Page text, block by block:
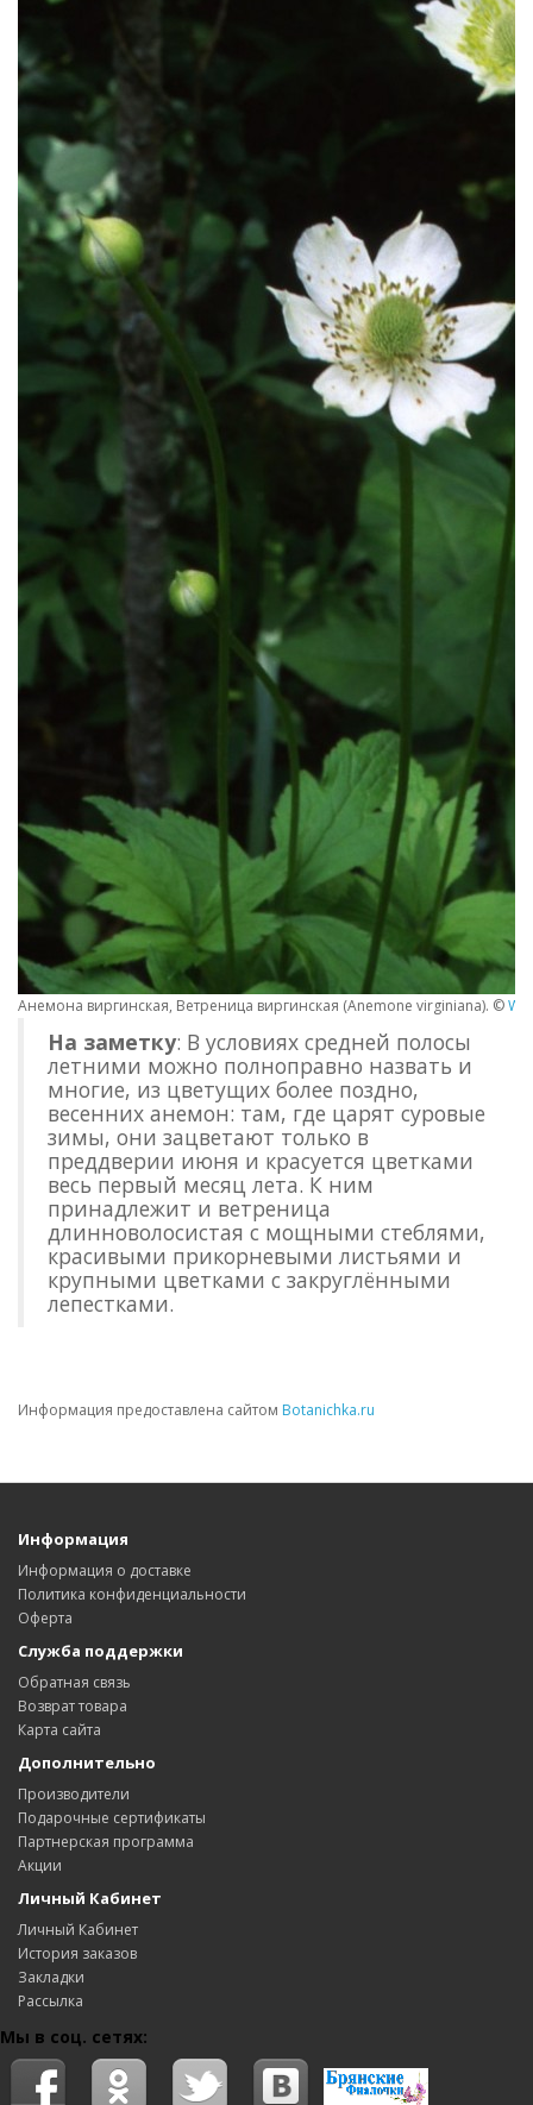
Анемона виргинская, Ветреница виргинская (Anemone virginiana). ©
На заметку: В условиях средней полосы
летними можно полноправно назвать и
многие, из цветущих более поздно,
весенних анемон: там, где царят суровые
зимы, они зацветают только в
преддверии июня и красуется цветками
весь первый месяц лета. К ним
принадлежит и ветреница
длинноволосистая с мощными стеблями,
красивыми прикорневыми листьями и
крупными цветками с закруглёнными
лепестками.
Информация предоставлена сайтом Botanichka.ru
Информация
Информация о доставке
Политика конфиденциальности
Оферта
Служба поддержки
Обратная связь
Возврат товара
Карта сайта
Дополнительно
Производители
Подарочные сертификаты
Партнерская программа
Акции
Личный Кабинет
Личный Кабинет
История заказов
Закладки
Рассылка
Мы в соц. сетях: